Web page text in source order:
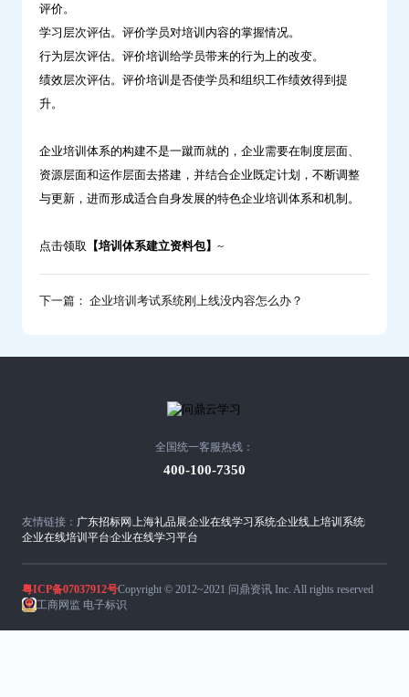
评价。
学习层次评估。评价学员对培训内容的掌握情况。
行为层次评估。评价培训给学员带来的行为上的改变。
绩效层次评估。评价培训是否使学员和组织工作绩效得到提
升。
企业培训体系的构建不是一蹴而就的，企业需要在制度层面、
资源层面和运作层面去搭建，并结合企业既定计划，不断调整
与更新，进而形成适合自身发展的特色企业培训体系和机制。
点击领取 【培训体系建立资料包】 ~
下一篇： 企业培训考试系统刚上线没内容怎么办？
友情链接： 广东招标网上海礼品展企业在线学习系统企业线上培训系统
企业在线培训平台企业在线学习平台
全国统一客服热线：
400-100-7350
粤ICP备07037912号Copyright © 2012~2021 问鼎资讯 Inc. All rights reserved
工商网监 电子标识